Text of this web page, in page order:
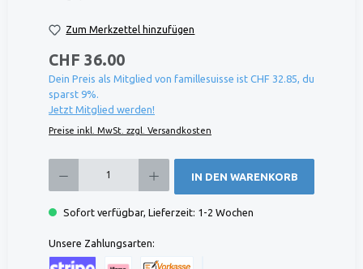
Zum Merkzettel hinzufügen
CHF 36.00
Dein Preis als Mitglied von famillesuisse ist CHF 32.85, du
sparst 9%.
Jetzt Mitglied werden!
Preise inkl. MwSt. zzgl. Versandkosten
IN DEN WARENKORB
Sofort verfügbar, Lieferzeit: 1-2 Wochen
Unsere Zahlungsarten: